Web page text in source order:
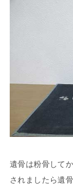
遺骨は粉骨して
されましたら遺